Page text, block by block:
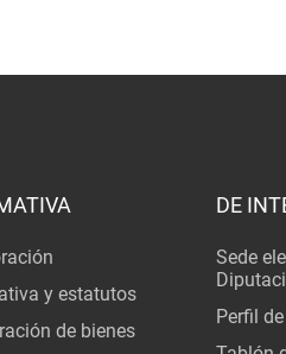
y estatutos
de bienes
DE
Sede
Perfil